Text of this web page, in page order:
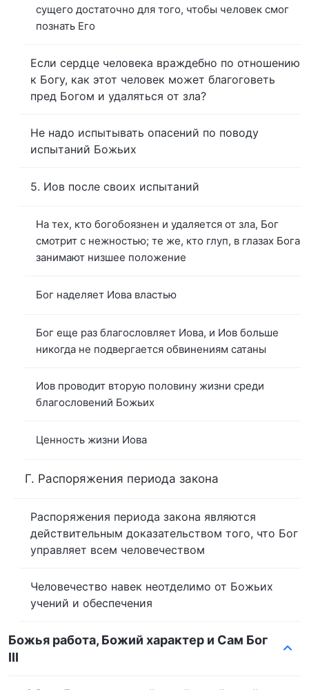
сущего достаточно для того, чтобы человек смог
познать Его
Если сердце человека враждебно по отношению
к Богу, как этот человек может благоговеть
пред Богом и удаляться от зла?
Не надо испытывать опасений по поводу
испытаний Божьих
5. Иов после своих испытаний
На тех, кто богобоязнен и удаляется от зла, Бог
смотрит с нежностью; те же, кто глуп, в глазах Бога
занимают низшее положение
Бог наделяет Иова властью
Бог еще раз благословляет Иова, и Иов больше
никогда не подвергается обвинениям сатаны
Иов проводит вторую половину жизни среди
благословений Божьих
Ценность жизни Иова
Г. Распоряжения периода закона
Распоряжения периода закона являются
действительным доказательством того, что Бог
управляет всем человечеством
Человечество навек неотделимо от Божьих
учений и обеспечения
Божья работа, Божий характер и Сам Бог
III